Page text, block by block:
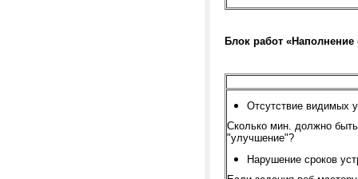
Блок работ «Наполнение
Отсутствие видимых
Сколько мин. должно
"улучшение"?
Нарушение сроков